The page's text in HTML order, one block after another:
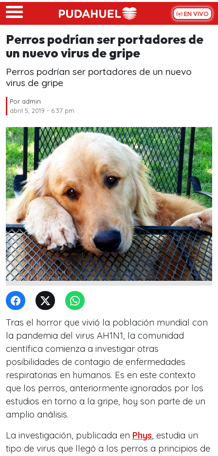
Skip to main content
EN VIVO
Perros podrían ser portadores de
un nuevo virus de gripe
Perros podrían ser portadores de un nuevo
virus de gripe
Por admin
abril 5, 2019 - 6:37 pm
Tras el horror que vivió la población mundial con
la pandemia del virus AH1N1, la comunidad
científica comienza a investigar otras
posibilidades de contagio de enfermedades
respiratorias en humanos. Es en este contexto
que los perros, anteriormente ignorados por los
estudios en torno a la gripe, hoy son parte de un
amplio análisis.
La investigación, publicada en Phys, estudia un
tipo de virus que llegó a los perros a principios de